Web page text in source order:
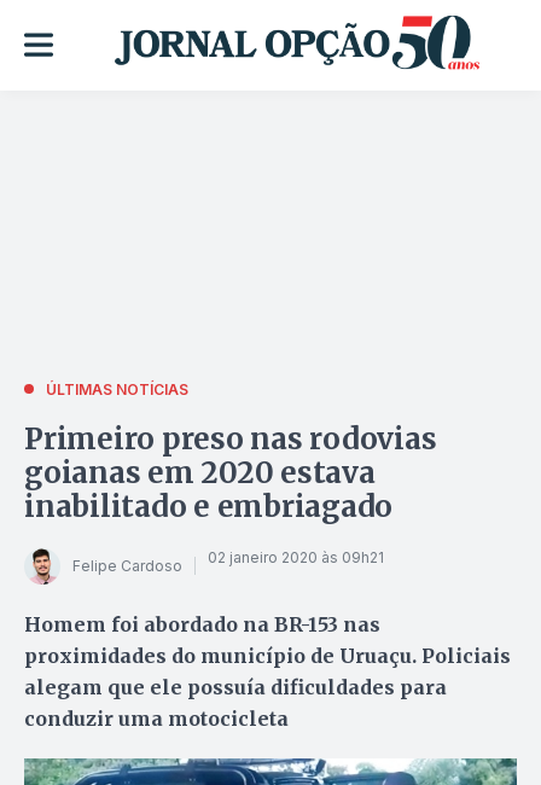
ÚLTIMAS NOTÍCIAS
Primeiro preso nas rodovias
goianas em 2020 estava
inabilitado e embriagado
Felipe Cardoso 02 janeiro 2020 às 09h21
Homem foi abordado na BR-153 nas
proximidades do município de Uruaçu. Policiais
alegam que ele possuía dificuldades para
conduzir uma motocicleta